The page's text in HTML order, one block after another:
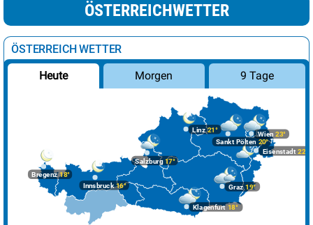
ÖSTERREICHWETTER
ÖSTERREICH WETTER
Heute Morgen 9 Tage
Bregenz18°
Graz19°
Innsbruck16°
Klagenfurt 18°
Linz21°
Salzburg17°
Wien 23°
Eisenstadt 22°
Sankt Pölten 20°